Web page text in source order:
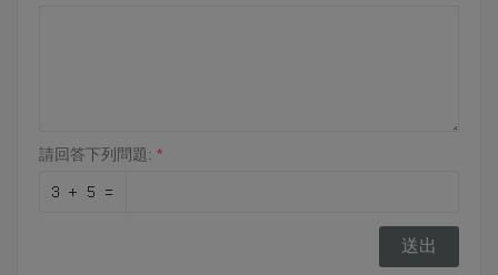
請回答下列問題:
送出